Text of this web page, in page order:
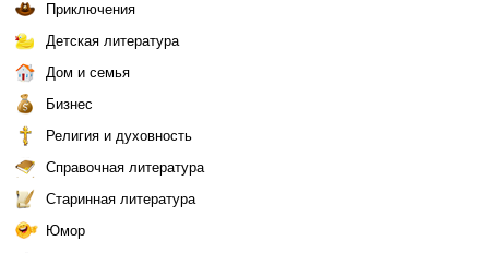
Приключения
Детская литература
Дом и семья
Бизнес
Религия и духовность
Справочная литература
Старинная литература
Юмор